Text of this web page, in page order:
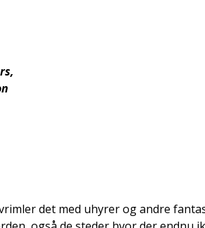
det med uhy­rer og andre